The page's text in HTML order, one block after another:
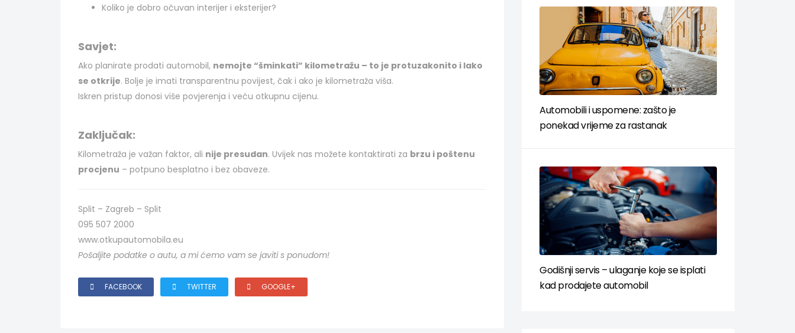
Koliko je dobro očuvan interijer i eksterijer?
Savjet:
Ako planirate prodati automobil, nemojte “šminkati” kilometražu – to je protuzakonito i lako
se otkrije. Bolje je imati transparentnu povijest, čak i ako je kilometraža viša.
Iskren pristup donosi više povjerenja i veću otkupnu cijenu.
Zaključak:
Kilometraža je važan faktor, ali nije presudan. Uvijek nas možete kontaktirati za brzu i poštenu
procjenu – potpuno besplatno i bez obaveze.
Split – Zagreb – Split
095 507 2000
www.otkupautomobila.eu
Pošaljite podatke o autu, a mi ćemo vam se javiti s ponudom!
FACEBOOK TWITTER GOOGLE+
Automobili i uspomene: zašto je
ponekad vrijeme za rastanak
Godišnji servis – ulaganje koje se isplati
kad prodajete automobil